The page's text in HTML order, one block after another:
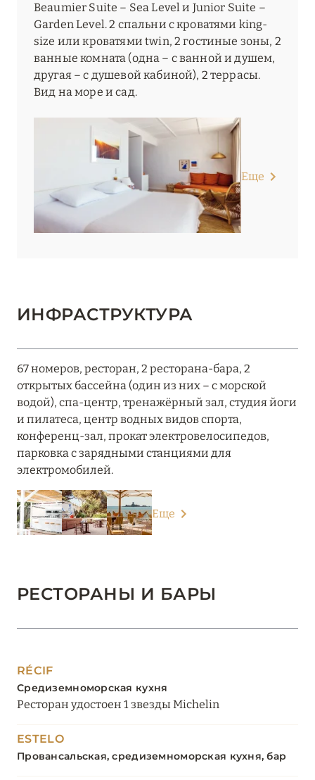
Beaumier Suite – Sea Level и Junior Suite –
Garden Level. 2 спальни с кроватями king-
size или кроватями twin, 2 гостиные зоны, 2
ванные комната (одна – с ванной и душем,
другая – с душевой кабиной), 2 террасы.
Вид на море и сад.
Еще
ИНФРАСТРУКТУРА
67 номеров, ресторан, 2 ресторана-бара, 2
открытых бассейна (один из них – с морской
водой), спа-центр, тренажёрный зал, студия йоги
и пилатеса, центр водных видов спорта,
конференц-зал, прокат электровелосипедов,
парковка с зарядными станциями для
электромобилей.
Еще
РЕСТОРАНЫ И БАРЫ
RÉCIF
Средиземноморская кухня
Ресторан удостоен 1 звезды Michelin
ESTELO
Провансальская, средиземноморская кухня, бар